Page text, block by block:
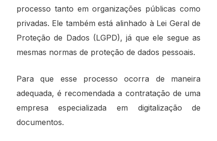
processo tanto em organizações públicas como
privadas. Ele também está alinhado à Lei Geral de
Proteção de Dados (LGPD), já que ele segue as
mesmas normas de proteção de dados pessoais.
Para que esse processo ocorra de maneira
adequada, é recomendada a contratação de uma
empresa especializada em digitalização de
documentos.